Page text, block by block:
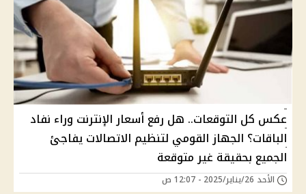
عكس كل التوقعات.. هل رفع أسعار الإنترنت وراء نفاد
الباقات؟ الجهاز القومي لتنظيم الاتصالات يفاجئ
الجميع بحقيقة غير متوقعة
الأحد 26/يناير/2025 - 12:07 ص